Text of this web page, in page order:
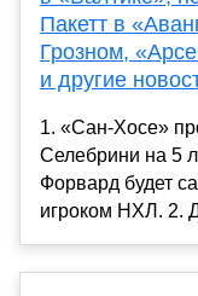
Пакетт в
Грозном,
и другие
1. «Сан-Хосе»
Селебрини на 5
Форвард будет
игроком НХЛ. 2.